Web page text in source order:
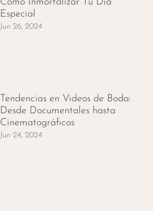
Cómo Inmortalizar Tu Día
Especial
Jun 26, 2024
Tendencias en Videos de Boda:
Desde Documentales hasta
Cinematográficos
Jun 24, 2024